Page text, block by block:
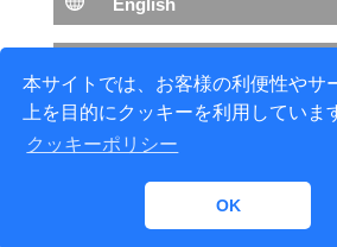
本サイトでは、お客様の利便性やサ
上を目的にクッキーを利用していま
クッキーポリシー
OK
2026 NTT DATA